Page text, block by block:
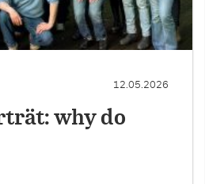
12.05.2026
why do